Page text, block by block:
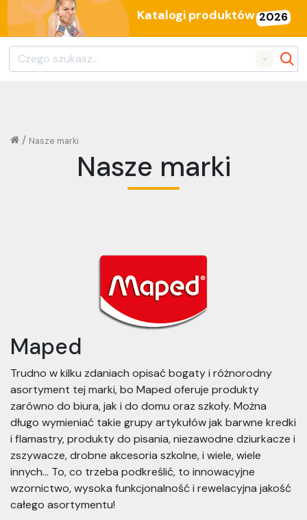
Katalogi produktów 2026
Search
Nasze marki
/
Nasze marki
Maped
Trudno w kilku zdaniach opisać bogaty i różnorodny
asortyment tej marki, bo Maped oferuje produkty
zarówno do biura, jak i do domu oraz szkoły. Można
długo wymieniać takie grupy artykułów jak barwne kredki
i flamastry, produkty do pisania, niezawodne dziurkacze i
zszywacze, drobne akcesoria szkolne, i wiele, wiele
innych… To, co trzeba podkreślić, to innowacyjne
wzornictwo, wysoka funkcjonalność i rewelacyjna jakość
całego asortymentu!